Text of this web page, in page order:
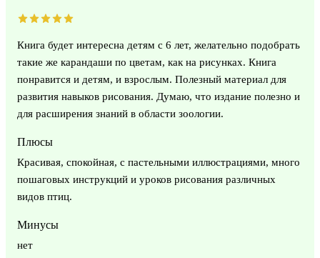
Книга будет интересна детям с 6 лет, желательно подобрать
такие же карандаши по цветам, как на рисунках. Книга
понравится и детям, и взрослым. Полезный материал для
развития навыков рисования. Думаю, что издание полезно и
для расширения знаний в области зоологии.
Плюсы
Красивая, спокойная, с пастельными иллюстрациями, много
пошаговых инструкций и уроков рисования различных
видов птиц.
Минусы
нет